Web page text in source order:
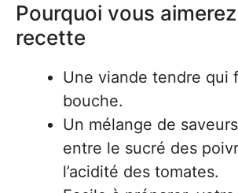
Pourquoi vous
recette
Une viande tendre qui
bouche.
Un mélange de
entre le sucré des
l’acidité des tomates.